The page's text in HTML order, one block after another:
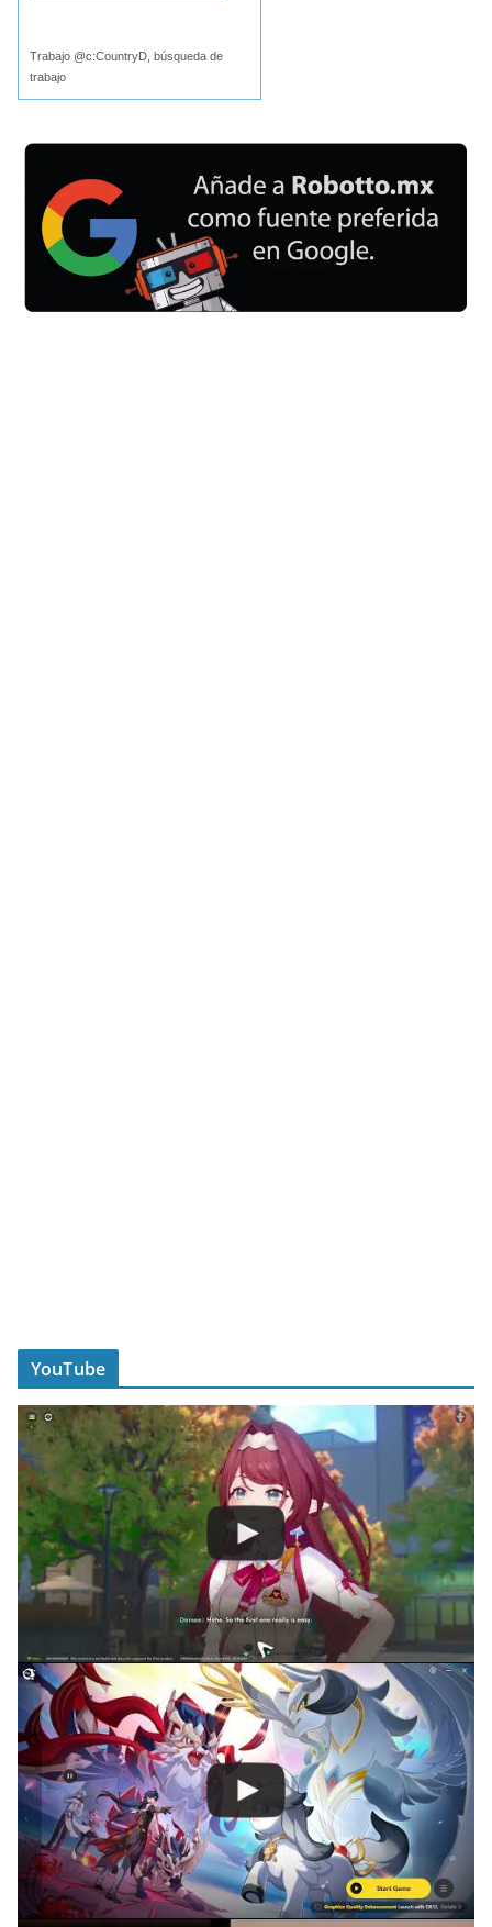
Trabajo @c:CountryD, búsqueda de
trabajo
YouTube